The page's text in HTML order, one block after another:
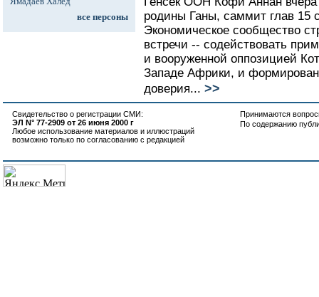
все персоны
родины Ганы, саммит глав 15
Экономическое сообщество
встречи -- содействовать
и вооруженной оппозицией
Западе Африки, и
доверия... >>
Свидетельство о регистрации СМИ:
ЭЛ N° 77-2909 от 26 июня 2000 г
Любое использование материалов и иллюстраций
возможно только по согласованию с редакцией
Принимаются
По содержанию